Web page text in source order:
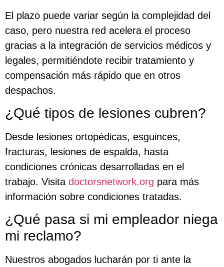
El plazo puede variar según la complejidad del
caso, pero nuestra red acelera el proceso
gracias a la integración de servicios médicos y
legales, permitiéndote recibir tratamiento y
compensación más rápido que en otros
despachos.
¿Qué tipos de lesiones cubren?
Desde lesiones ortopédicas, esguinces,
fracturas, lesiones de espalda, hasta
condiciones crónicas desarrolladas en el
trabajo. Visita doctorsnetwork.org para más
información sobre condiciones tratadas.
¿Qué pasa si mi empleador niega
mi reclamo?
Nuestros abogados lucharán por ti ante la